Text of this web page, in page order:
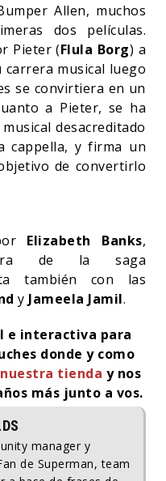
Allen, muchos
dos películas.
Pieter (Flula Borg) a
musical luego
se convirtiera en un
a Pieter, se ha
desacreditado
cappella, y firma un
de convertirlo
Elizabeth Banks,
de la saga
también con las
y Jameela Jamil.
e interactiva para
donde y como
nuestra tienda y nos
más junto a vos.
manager y
de Superman, team